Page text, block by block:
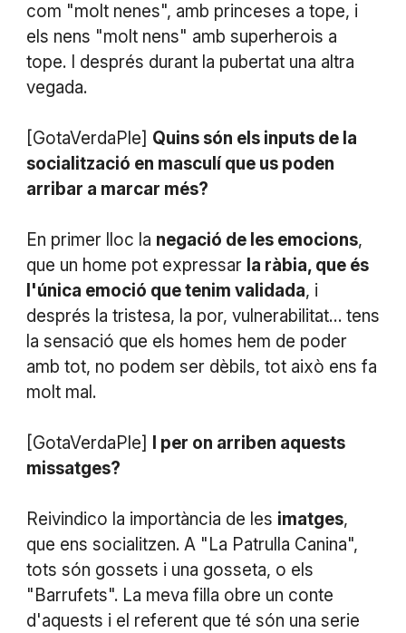
com "molt nenes", amb princeses a tope, i
els nens "molt nens" amb superherois a
tope. I després durant la pubertat una altra
vegada.
[GotaVerdaPle] Quins són els inputs de la
socialització en masculí que us poden
arribar a marcar més?
En primer lloc la negació de les emocions,
que un home pot expressar la ràbia, que és
l'única emoció que tenim validada, i
després la tristesa, la por, vulnerabilitat… tens
la sensació que els homes hem de poder
amb tot, no podem ser dèbils, tot això ens fa
molt mal.
[GotaVerdaPle]
I per on arriben aquests
missatges?
Reivindico la importància de les imatges,
que ens socialitzen. A "La Patrulla Canina",
tots són gossets i una gosseta, o els
"Barrufets". La meva filla obre un conte
d'aquests i el referent que té són una serie